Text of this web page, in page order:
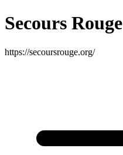
Secours Rouge
https://secoursrouge.org/